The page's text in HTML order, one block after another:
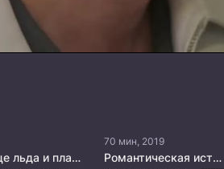
Сердце льда и пламени
70 мин, 2019
Романтическая история Нок-ту